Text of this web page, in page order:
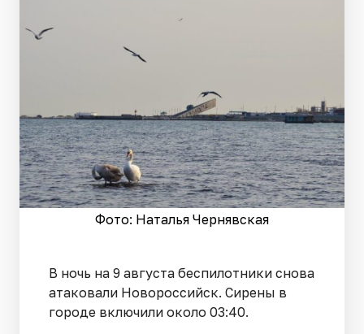
Фото: Наталья Чернявская
В ночь на 9 августа беспилотники снова
атаковали Новороссийск. Сирены в
городе включили около 03:40.